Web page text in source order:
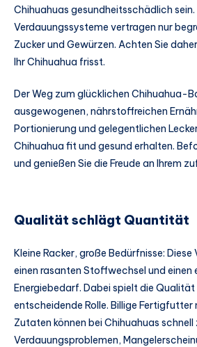
Chihuahuas gesundheitsschädlich
Verdauungssysteme vertragen nur
Zucker und Gewürzen. Achten Sie
Ihr Chihuahua frisst.
Der Weg zum glücklichen Chihuahua-
ausgewogenen, nährstoffreichen
Portionierung und gelegentlichen
Chihuahua fit und gesund erhalten.
und genießen Sie die Freude an Ihrem
Qualität schlägt Quantität
Kleine Racker, große Bedürfnisse: Diese
einen rasanten Stoffwechsel und einen
Energiebedarf. Dabei spielt die Qualität
entscheidende Rolle. Billige
Zutaten können bei Chihuahuas schnell
Verdauungsproblemen,